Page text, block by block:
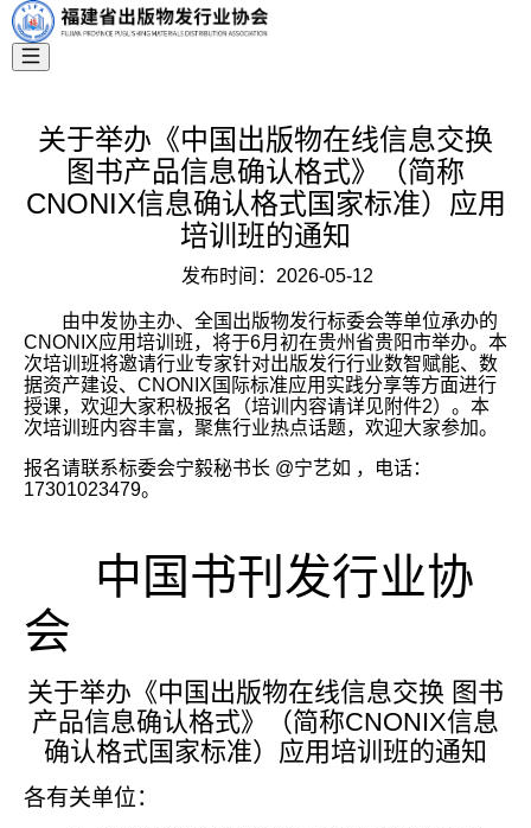
关于举办《中国出版物在线信息交换
图书产品信息确认格式》（简称
CNONIX信息确认格式国家标准）应用
培训班的通知
发布时间： 2026-05-12
由中发协主办、全国出版物发行标委会等单位承办的
CNONIX应用培训班，将于6月初在贵州省贵阳市举办。本
次培训班将邀请行业专家针对出版发行行业数智赋能、数
据资产建设、CNONIX国际标准应用实践分享等方面进行
授课，欢迎大家积极报名（培训内容请详见附件2）。本
次培训班内容丰富，聚焦行业热点话题，欢迎大家参加。
报名请联系标委会宁毅秘书长 @宁艺如 ，电话：
17301023479。
中国书刊发行业协
会
关于举办《中国出版物在线信息交换 图书
产品信息确认格式》（简称CNONIX信息
确认格式国家标准）应用培训班的通知
各有关单位：